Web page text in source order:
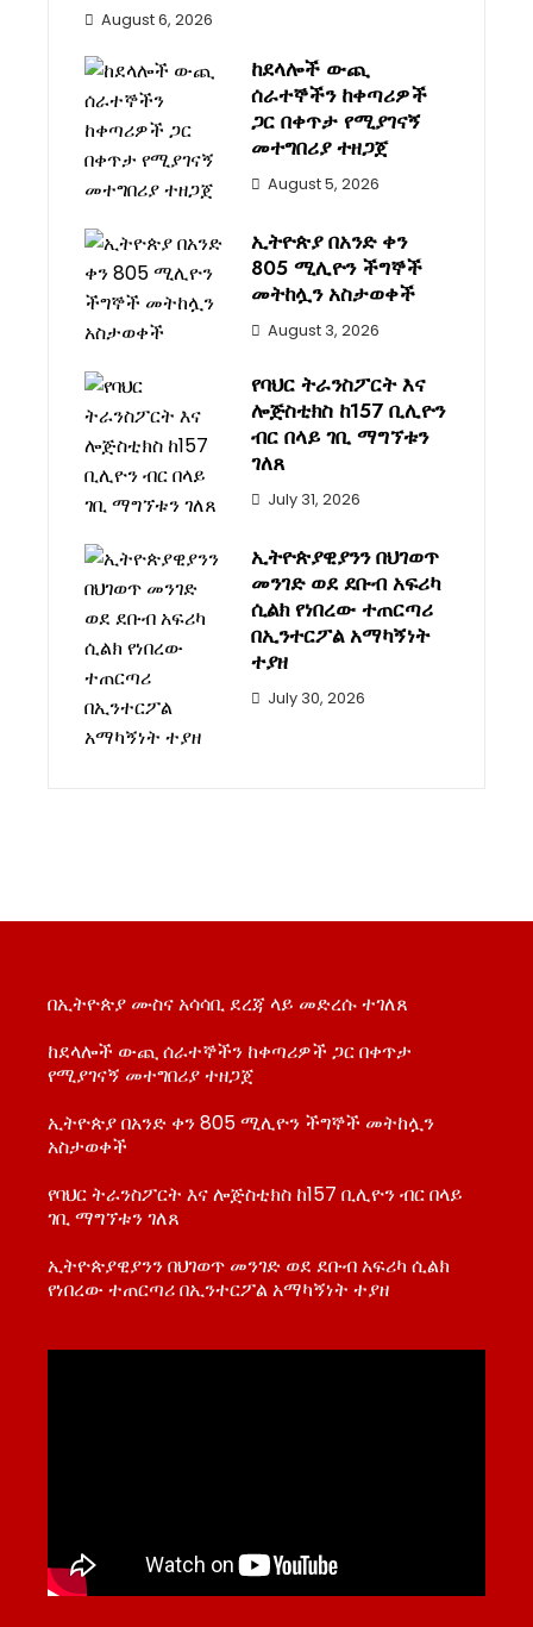
August 6, 2026
ከደላሎች ውጪ
ሰራተኞችን ከቀጣሪዎች
ጋር በቀጥታ የሚያገናኝ
መተግበሪያ ተዘጋጀ
August 5, 2026
ኢትዮጵያ በአንድ ቀን
805 ሚሊዮን ችግኞች
መትከሏን አስታወቀች
August 3, 2026
የባህር ትራንስፖርት እና
ሎጅስቲክስ ከ157 ቢሊዮን
ብር በላይ ገቢ ማግኘቱን
ገለጸ
July 31, 2026
ኢትዮጵያዊያንን በህገወጥ
መንገድ ወደ ደቡብ አፍሪካ
ሲልክ የነበረው ተጠርጣሪ
በኢንተርፖል አማካኝነት
ተያዘ
July 30, 2026
በኢትዮጵያ ሙስና አሳሳቢ ደረጃ ላይ መድረሱ ተገለጸ
ከደላሎች ውጪ ሰራተኞችን ከቀጣሪዎች ጋር በቀጥታ
የሚያገናኝ መተግበሪያ ተዘጋጀ
ኢትዮጵያ በአንድ ቀን 805 ሚሊዮን ችግኞች መትከሏን
አስታወቀች
የባህር ትራንስፖርት እና ሎጅስቲክስ ከ157 ቢሊዮን ብር በላይ
ገቢ ማግኘቱን ገለጸ
ኢትዮጵያዊያንን በህገወጥ መንገድ ወደ ደቡብ አፍሪካ ሲልክ
የነበረው ተጠርጣሪ በኢንተርፖል አማካኝነት ተያዘ